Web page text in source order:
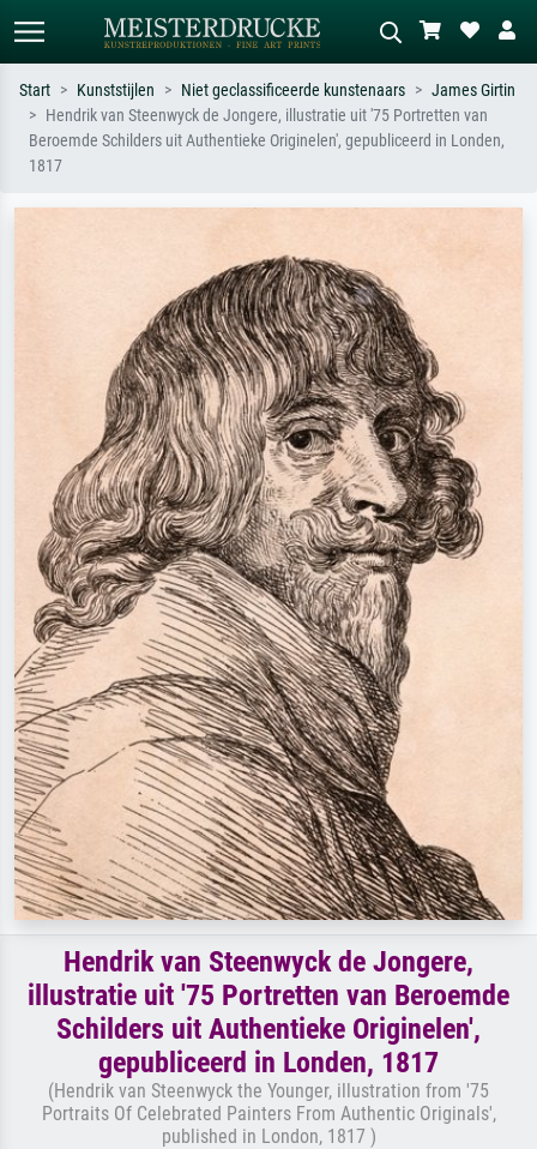
Standaard zoeken AI-beeldzoeker
Zoek op kunstenaar, titel of stijl – bijv.
Start Kunststijlen Niet geclassificeerde kunstenaars
James Girtin
Hendrik van Steenwyck de Jongere, illustratie uit '75 Portretten van
Beroemde Schilders uit Authentieke Originelen', gepubliceerd in Londen,
1817
Hendrik van Steenwyck de Jongere,
illustratie uit '75 Portretten van Beroemde
Schilders uit Authentieke Originelen',
gepubliceerd in Londen, 1817
(Hendrik van Steenwyck the Younger, illustration from '75
Portraits Of Celebrated Painters From Authentic Originals',
published in London, 1817 )